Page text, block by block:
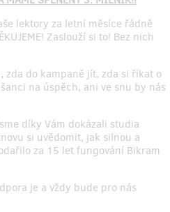
lektory za letní měsíce řádně
Zaslouží si to! Bez nich
zda do kampaně jít, zda si říkat o
na úspěch, ani ve snu by nás
díky Vám dokázali studia
si uvědomit, jak silnou a
za 15 let fungování Bikram
je a vždy bude pro nás